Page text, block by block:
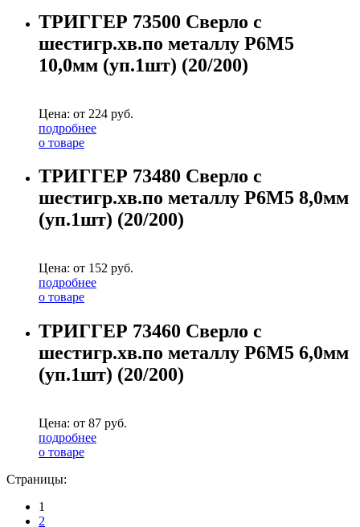
ТРИГГЕР 73500 Сверло с
шестигр.хв.по металлу Р6М5
10,0мм (уп.1шт) (20/200)
Цена: от 224 руб.
подробнее
о товаре
ТРИГГЕР 73480 Сверло с
шестигр.хв.по металлу Р6М5 8,0мм
(уп.1шт) (20/200)
Цена: от 152 руб.
подробнее
о товаре
ТРИГГЕР 73460 Сверло с
шестигр.хв.по металлу Р6М5 6,0мм
(уп.1шт) (20/200)
Цена: от 87 руб.
подробнее
о товаре
Страницы:
1
2